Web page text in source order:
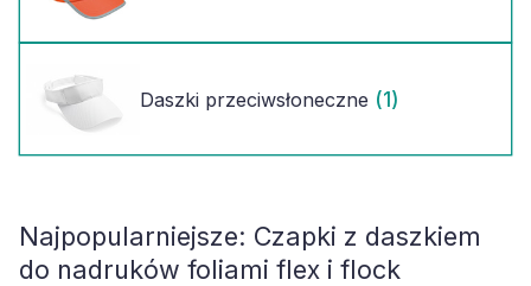
Daszki przeciwsłoneczne (1)
Najpopularniejsze: Czapki z daszkiem
do nadruków foliami flex i flock